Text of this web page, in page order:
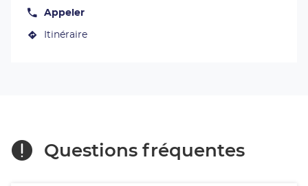
obtenir
plus
Appeler
Afficher
numéroItinéraire
jusqu'au
Questions fréquentes